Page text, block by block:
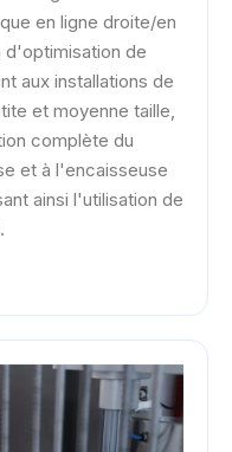
en ligne droite/en
de
aux installations de
et moyenne taille,
complète du
et à l'encaisseuse
ainsi l'utilisation de